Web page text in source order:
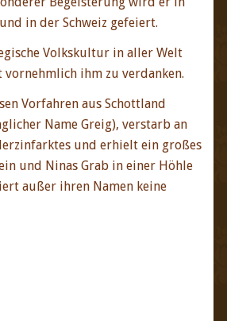
in der Schweiz gefeiert.
Volkskultur in aller Welt
ihm zu verdanken.
Vorfahren aus Schottland
Name Greig), verstarb an
und erhielt ein großes
und Ninas Grab in einer Höhle
außer ihren Namen keine